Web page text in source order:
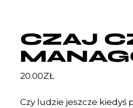
CZAJ
20.00ZŁ
Czy ludzie jeszcze kiedyś